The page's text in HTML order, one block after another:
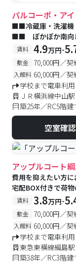
#予約受付中 #空
パルコーポ・ア
■■冷蔵庫・洗濯機
■■ ぽかぽか南向
賃料 4.9万円-
敷金 70,000円／契
入館料 60,000円／契
学校まで電車利用
ＪＲ横浜線中山
築25年／RC5階建
空室確認
アップルコート
費用を抑えたい方に
宅配BOX付きで荷物
賃料 3.8万円-
敷金 70,000円／契
入館料 60,000円／契
学校まで電車利用
東急東横線綱島
築38年／RC3階建